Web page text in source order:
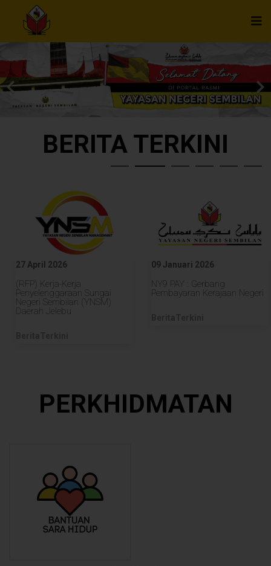
BERITA TERKINI
27 April 2026
(RFP) Kerja-Kerja
Penyelenggaraan Sungai
Negeri Sembilan (YNSM)
Daerah Jelebu
09 Januari 2026
NY9 PAY : Gerbang
Pembayaran Kerajaan Negeri
PERKHIDMATAN